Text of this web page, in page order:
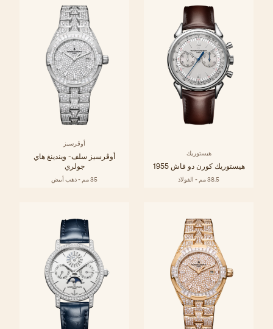
هيستوريك
هيستوريك كورن دو فاش 1955
38.5 مم - الفولاذ
أوڤرسيز
أوڤرسيز سلف- ويندينغ هاي
جولري
35 مم - ذهب أبيض